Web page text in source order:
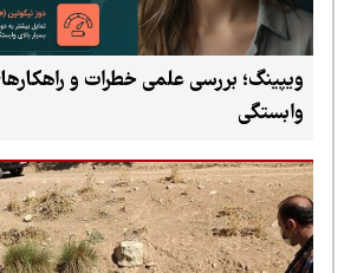
ویپینگ؛ بررسی علمی خطرات و راهکارهای
وابستگی